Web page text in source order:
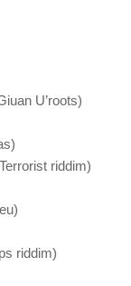
U’roots)
riddim)
riddim)